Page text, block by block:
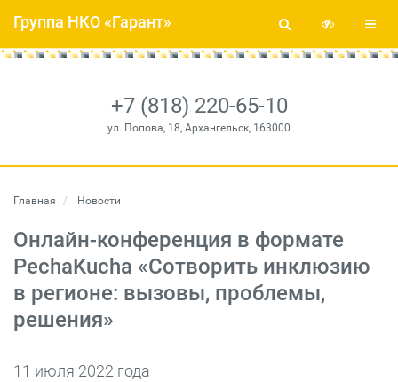
+7 (818) 220-65-10
ул. Попова, 18, Архангельск, 163000
Группа НКО «Гарант»
Главная Новости
Онлайн-конференция в формате
PechaKucha «Сотворить инклюзию
в регионе: вызовы, проблемы,
решения»
11 июля 2022 года